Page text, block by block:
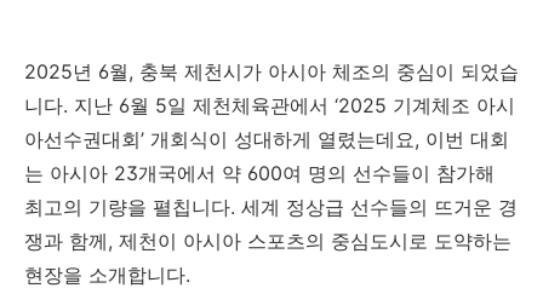
2025년 6월, 충북 제천시가 아시아 체조의 중심이 되었습
니다. 지난 6월 5일 제천체육관에서 ‘2025 기계체조 아시
아선수권대회’ 개회식이 성대하게 열렸는데요, 이번 대회
는 아시아 23개국에서 약 600여 명의 선수들이 참가해
최고의 기량을 펼칩니다. 세계 정상급 선수들의 뜨거운 경
쟁과 함께, 제천이 아시아 스포츠의 중심도시로 도약하는
현장을 소개합니다.